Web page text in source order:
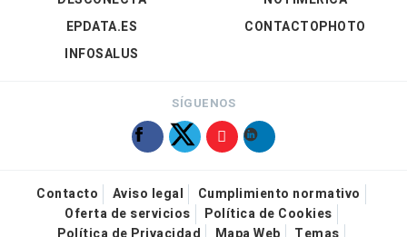
EPDATA.ES
INFOSALUS
CONTACTOPHOTO
SÍGUENOS
Contacto Aviso legal
Cumplimiento normativo
Oferta de servicios
Política de Cookies